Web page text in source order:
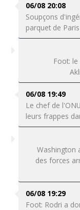
06/08 20:08
Soupçons
parquet de
Foot:
06/08 19:49
Le chef de
leurs frappes
Washington
des forces
06/08 19:29
Foot: Rodri a